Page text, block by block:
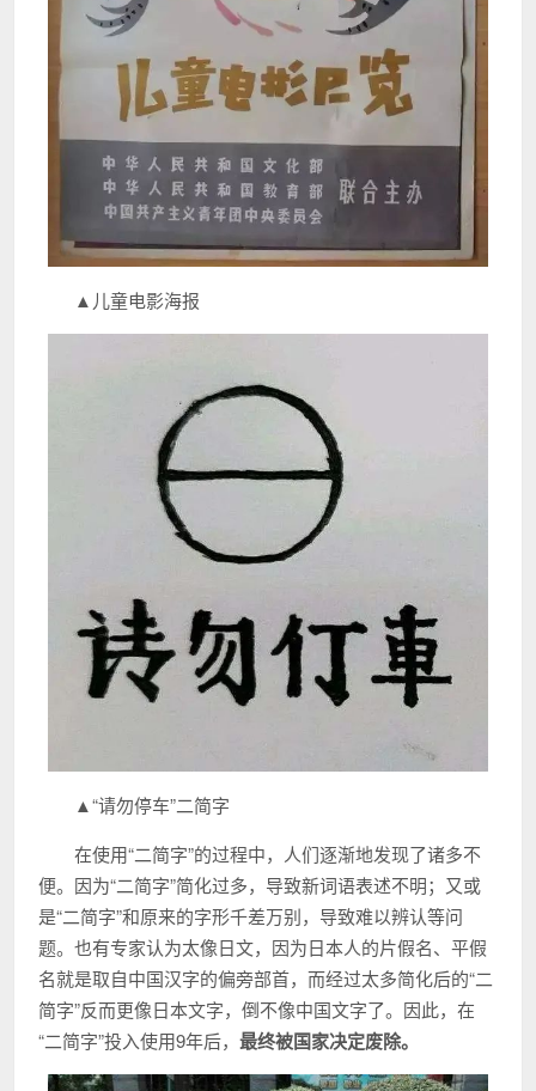
▲儿童电影海报
▲“请勿停车”二简字
在使用“二简字”的过程中，人们逐渐地发现了诸多不
便。因为“二简字”简化过多，导致新词语表述不明；又或
是“二简字”和原来的字形千差万别，导致难以辨认等问
题。也有专家认为太像日文，因为日本人的片假名、平假
名就是取自中国汉字的偏旁部首，而经过太多简化后的“二
简字”反而更像日本文字，倒不像中国文字了。因此，在
“二简字”投入使用9年后，最终被国家决定废除。